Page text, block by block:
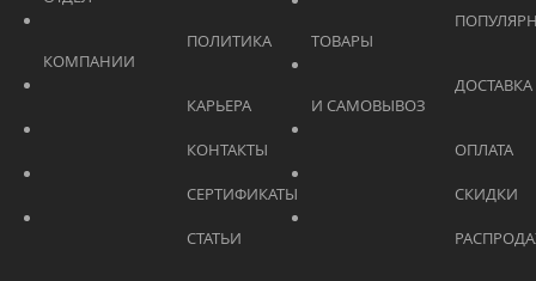
			    		КАРЬЕРА